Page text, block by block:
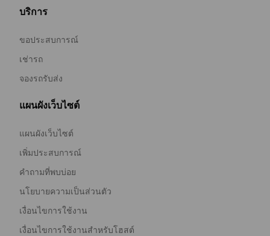
บริการ
ขอประสบการณ์
เช่ารถ
จองรถรับส่ง
แผนผังเว็บไซต์
แผนผังเว็บไซต์
เพิ่มประสบการณ์
คำถามที่พบบ่อย
นโยบายความเป็นส่วนตัว
เงื่อนไขการใช้งาน
เงื่อนไขการใช้งานสำหรับโฮสต์